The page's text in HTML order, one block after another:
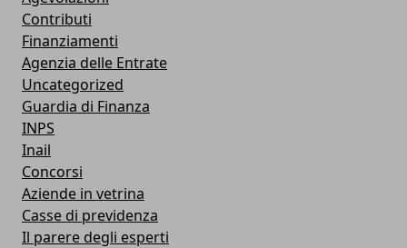
Contributi
Finanziamenti
Agenzia delle Entrate
Uncategorized
Guardia di Finanza
INPS
Inail
Concorsi
Aziende in vetrina
Casse di previdenza
Il parere degli esperti